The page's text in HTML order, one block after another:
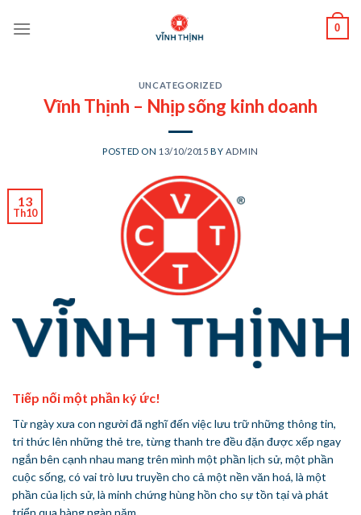
0
UNCATEGORIZED
Vĩnh Thịnh – Nhịp sống kinh doanh
POSTED ON 13/10/2015 BY ADMIN
13
Th10
Tiếp nối một phần ký ức!
Từ ngày xưa con người đã nghĩ đến việc lưu trữ những thông tin,
tri thức lên những thẻ tre, từng thanh tre đều đặn được xếp ngay
ngắn bên cạnh nhau mang trên mình một phần lịch sử, một phần
cuộc sống, có vai trò lưu truyền cho cả một nền văn hoá, là một
phần của lịch sử, là minh chứng hùng hồn cho sự tồn tại và phát
triển qua hàng ngàn năm.